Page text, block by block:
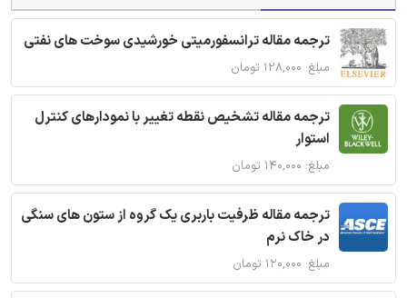
ترجمه مقاله ترانسفورمیتی خورشیدی سوخت های نفتی
مبلغ: ۱۲۸,۰۰۰ تومان
ترجمه مقاله تشخیص نقطه تغییر با نمودارهای کنترل
استوار
مبلغ: ۱۴۰,۰۰۰ تومان
ترجمه مقاله ظرفیت باربری یک گروه از ستون های سنگی
در خاک نرم
مبلغ: ۱۲۰,۰۰۰ تومان